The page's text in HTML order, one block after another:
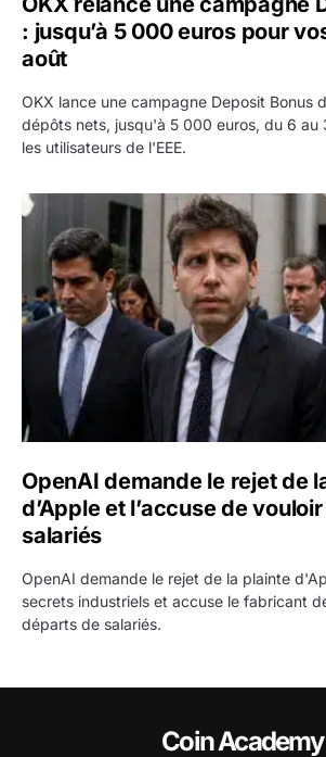
: jusqu’à 5 000 euros pour
août
OKX lance une campagne Deposit Bonus
dépôts nets, jusqu'à 5 000 euros, du 6 au
les utilisateurs de l'EEE.
OpenAI demande le rejet de la
OpenAI demande le rejet de
d’Apple et l’accuse de
salariés
OpenAI demande le rejet de la plainte
secrets industriels et accuse le fabricant
départs de salariés.
Coin Academy